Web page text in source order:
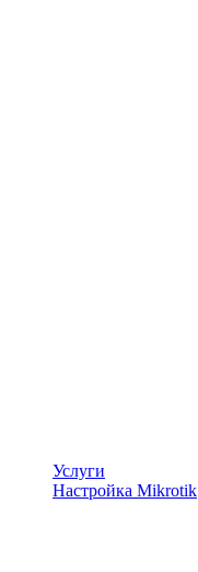
Услуги
Настройка Mikrotik